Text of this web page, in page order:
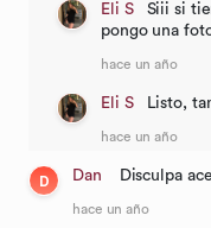
Eli S
Siii si
pongo una
hace un año
Eli S Listo,
hace un año
D Dan Disculpa
hace un año